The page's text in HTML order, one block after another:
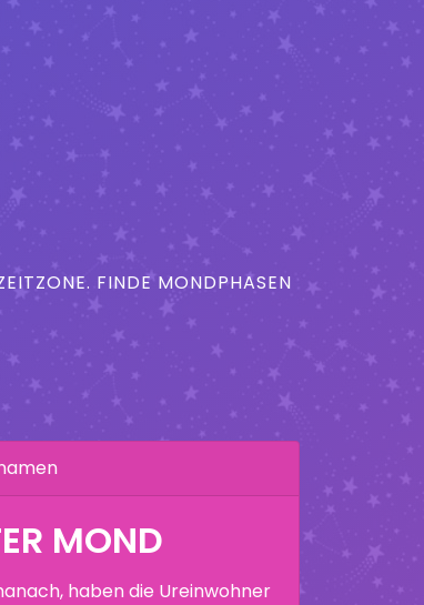
FINDE MONDPHASEN
MOND
haben die Ureinwohner